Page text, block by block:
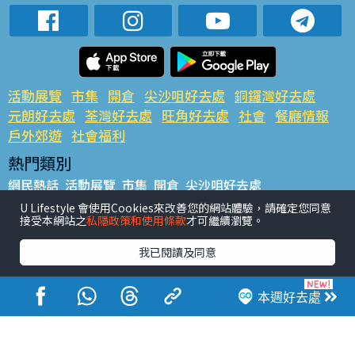
本週好去處
活動展覽 市集 開倉 尖沙咀好去處 銅鑼灣好去處
元朗好去處 荃灣好去處 旺角好去處 社會 餐廳情報
戶外郊遊 社會福利
熱門類別
網民熱話 活動展覽 市集 開倉 尖沙咀好去處
銅鑼灣好去處 元朗好去處 荃灣好去處 旺角好去處 社會
餐廳情報 戶外郊遊
熱門標籤
#UGO搵好去處 #人氣活動推介 #美食社群熱話
#親子玩樂好去處
#ULifestyle應用程式
#限時搶
#UJetso禮物放送
#ULifestyle商戶中心 #著數 #網絡熱話
U Lifestyle 會使用Cookies來改善您的網站體驗，請確定您同意
接受本網站之私隱政策和使用條款才可繼續瀏覽。
我已閱讀及同意